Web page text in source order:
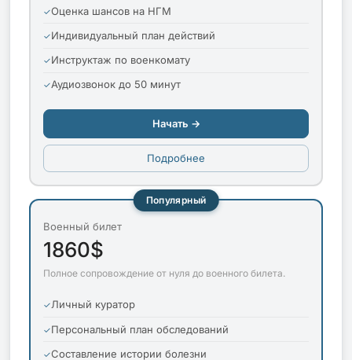
Оценка шансов на НГМ
Индивидуальный план действий
Инструктаж по военкомату
Аудиозвонок до 50 минут
Начать →
Подробнее
Популярный
Военный билет
1860$
Полное сопровождение от нуля до военного билета.
Личный куратор
Персональный план обследований
Составление истории болезни